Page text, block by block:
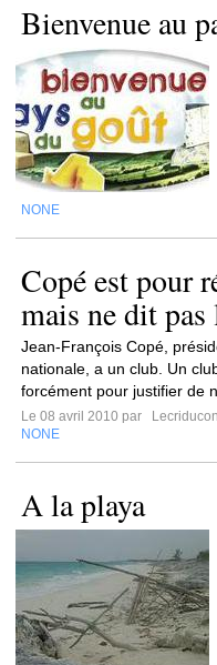
Bienvenue au
NONE
Copé est pour
mais ne dit pas
Jean-François Copé,
nationale, a un club. Un
forcément pour justifier de
Le 08 avril 2010 par
NONE
A la playa